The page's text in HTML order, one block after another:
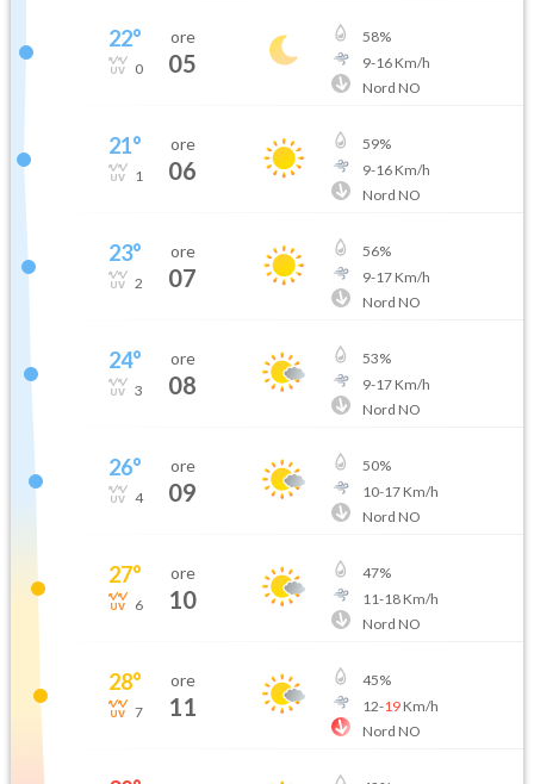
22°
0
ore
05
58%
9-16Km/h
Nord NO
21°
1
ore
06
59%
9-16Km/h
Nord NO
23°
2
ore
07
56%
9-17Km/h
Nord NO
24°
3
ore
08
53%
9-17Km/h
Nord NO
26°
4
ore
09
50%
10-17Km/h
Nord NO
27°
6
ore
10
47%
11-18Km/h
Nord NO
28°
7
ore
11
45%
12-19Km/h
Nord NO